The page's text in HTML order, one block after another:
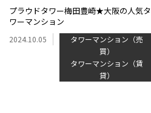
プラウドタワー梅田豊崎★大阪の人気タ
ワーマンション
2024.10.05
タワーマンション（売
買）
タワーマンション（賃
貸）